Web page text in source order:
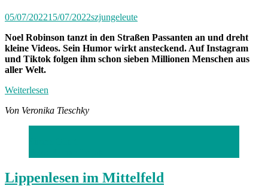
05/07/202215/07/2022szjungeleute
Noel Robinson tanzt in den Straßen Passanten an und dreht
kleine Videos. Sein Humor wirkt ansteckend. Auf Instagram
und Tiktok folgen ihm schon sieben Millionen Menschen aus
aller Welt.
Weiterlesen
Von Veronika Tieschky
Lippenlesen im Mittelfeld